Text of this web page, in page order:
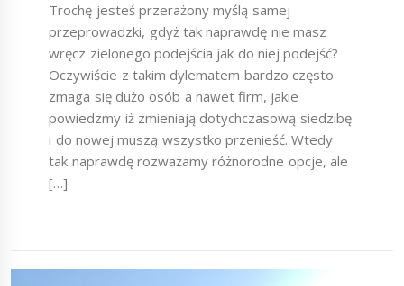
Trochę jesteś przerażony myślą samej
przeprowadzki, gdyż tak naprawdę nie masz
wręcz zielonego podejścia jak do niej podejść?
Oczywiście z takim dylematem bardzo często
zmaga się dużo osób a nawet firm, jakie
powiedzmy iż zmieniają dotychczasową siedzibę
i do nowej muszą wszystko przenieść. Wtedy
tak naprawdę rozważamy różnorodne opcje, ale
[…]